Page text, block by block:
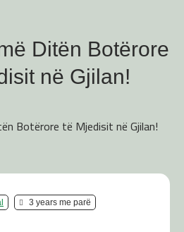
Ditën Botërore
në Gjilan!
Botërore të Mjedisit në Gjilan!
3 years me parë